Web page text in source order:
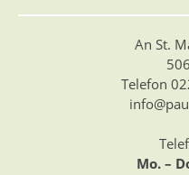
An St.
Telefon
Mo. –